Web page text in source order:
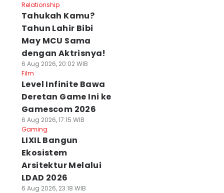
Relationship
Tahukah Kamu?
Tahun Lahir Bibi
May MCU Sama
dengan Aktrisnya!
6 Aug 2026, 20:02 WIB
Film
Level Infinite Bawa
Deretan Game Ini ke
Gamescom 2026
6 Aug 2026, 17:15 WIB
Gaming
LIXIL Bangun
Ekosistem
Arsitektur Melalui
LDAD 2026
6 Aug 2026, 23:18 WIB